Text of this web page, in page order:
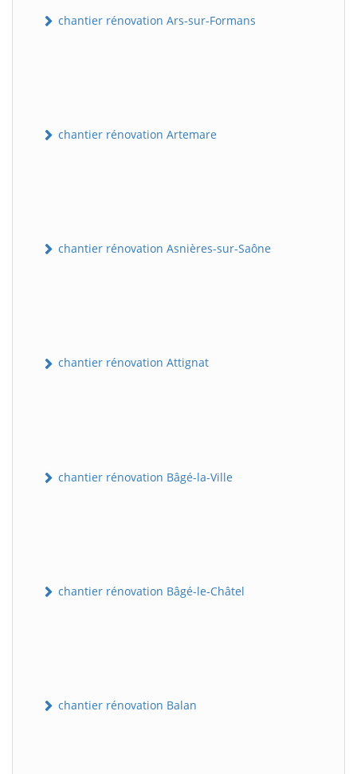
chantier rénovation Ars-sur-Formans
chantier rénovation Artemare
chantier rénovation Asnières-sur-Saône
chantier rénovation Attignat
chantier rénovation Bâgé-la-Ville
chantier rénovation Bâgé-le-Châtel
chantier rénovation Balan